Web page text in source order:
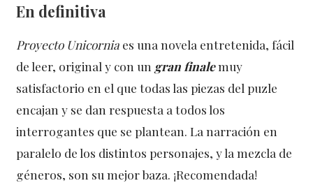
En definitiva
Proyecto Unicornia es una novela entretenida, fácil
de leer, original y con un gran finalemuy
satisfactorio en el que todas las piezas del puzle
encajan y se dan respuesta a todos los
interrogantes que se plantean. La narración en
paralelo de los distintos personajes, y la mezcla de
géneros, son su mejor baza. ¡Recomendada!